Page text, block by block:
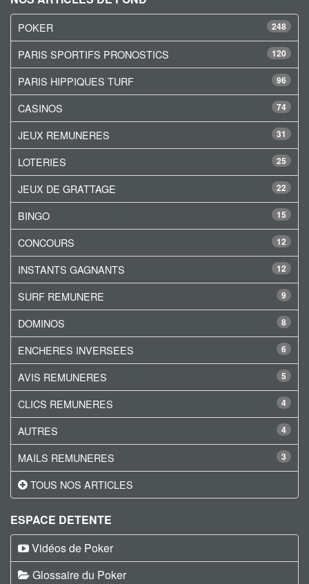
248
POKER
120
PARIS SPORTIFS PRONOSTICS
96
PARIS HIPPIQUES TURF
74
CASINOS
31
JEUX REMUNERES
25
LOTERIES
22
JEUX DE GRATTAGE
15
BINGO
12
CONCOURS
12
INSTANTS GAGNANTS
9
SURF REMUNERE
8
DOMINOS
6
ENCHERES INVERSEES
5
AVIS REMUNERES
4
CLICS REMUNERES
4
AUTRES
3
MAILS REMUNERES
TOUS NOS ARTICLES
ESPACE DETENTE
Vidéos de Poker
Glossaire du Poker